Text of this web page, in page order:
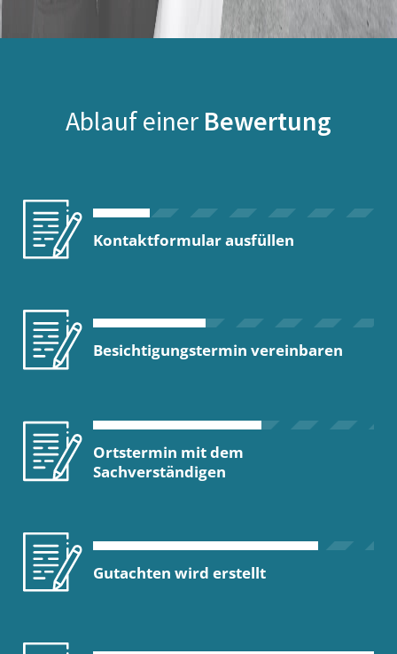
Ablauf einer Bewertung
Kontaktformular ausfüllen
Besichtigungstermin vereinbaren
Ortstermin mit dem
Sachverständigen
Gutachten wird erstellt